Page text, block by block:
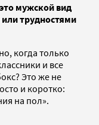
мужской вид
трудностями
когда только
и все
Это же не
и коротко:
на пол».